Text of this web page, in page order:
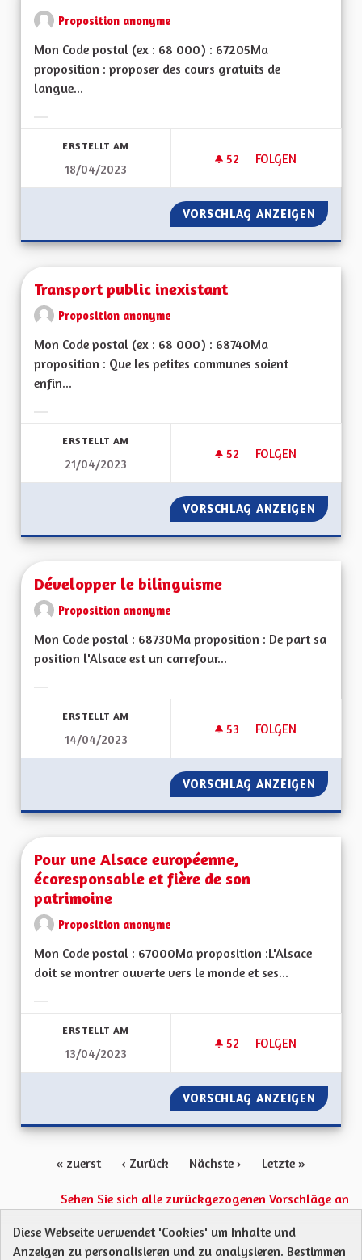
Proposition anonyme
Mon Code postal (ex : 68 000) : 67205Ma
proposition : proposer des cours gratuits de
langue...
ERSTELLT AM
18/04/2023
52 52 FOLLOWER
FOLGEN
COURS D'ALSACIEN
VORSCHLAG ANZEIGEN
Transport public inexistant
Proposition anonyme
Mon Code postal (ex : 68 000) : 68740Ma
proposition : Que les petites communes soient
enfin...
ERSTELLT AM
21/04/2023
52 52 FOLLOWER
FOLGEN
TRANSPORT
VORSCHLAG ANZEIGEN
Développer le bilinguisme
Proposition anonyme
Mon Code postal : 68730Ma proposition : De part sa
position l'Alsace est un carrefour...
ERSTELLT AM
14/04/2023
53 53 FOLLOWER
FOLGEN
DÉVELOPPER LE
VORSCHLAG ANZEIGEN
Pour une Alsace européenne,
écoresponsable et fière de son
patrimoine
Proposition anonyme
Mon Code postal : 67000Ma proposition :L'Alsace
doit se montrer ouverte vers le monde et ses...
ERSTELLT AM
13/04/2023
52 52 FOLLOWER
FOLGEN
POUR UNE
VORSCHLAG ANZEIGEN POUR
« zuerst ‹ Zurück Nächste › Letzte »
Sehen Sie sich alle zurückgezogenen Vorschläge an
Protection des Données Charte de contribution
Diese Webseite verwendet 'Cookies' um Inhalte und
Anzeigen zu personalisieren und zu analysieren. Bestimmen